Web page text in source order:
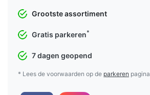
Grootste assortiment
Gratis parkeren*
7 dagen geopend
* Lees de voorwaarden op de parkeren pagina